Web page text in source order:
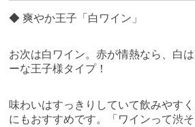
◆ 爽やか王子「白ワイン」
お次は白ワイン。赤が情熱なら、白
ーな王子様タイプ！
味わいはすっきりしていて飲みやす
にもおすすめです。「ワインって渋